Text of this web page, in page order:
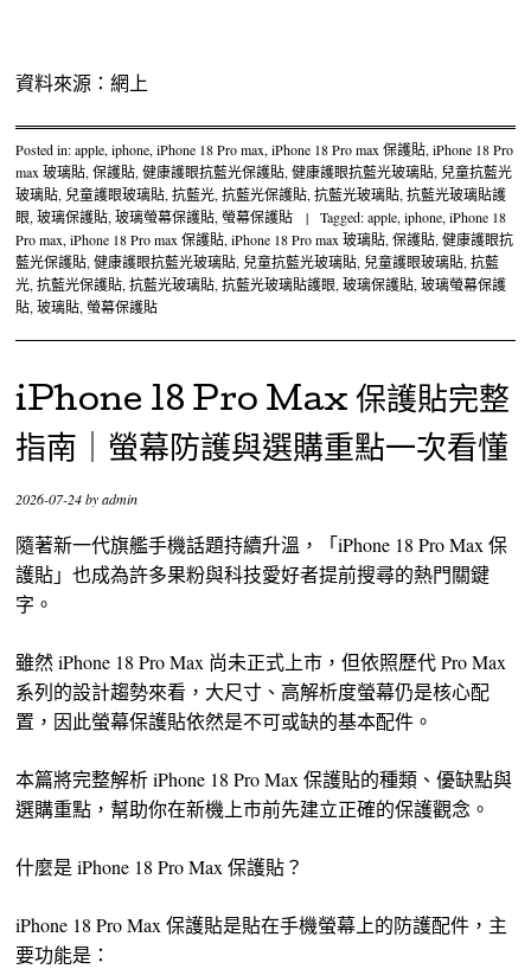
資料來源：網上
Posted in:apple,iphone,iPhone 18 Pro max,iPhone 18 Pro max 保護貼,iPhone 18 Pro
max 玻璃貼,保護貼,健康護眼抗藍光保護貼,健康護眼抗藍光玻璃貼, 兒童抗藍光
玻璃貼, 兒童護眼玻璃貼,抗藍光,抗藍光保護貼,抗藍光玻璃貼,抗藍光玻璃貼護
眼,玻璃保護貼,玻璃螢幕保護貼,螢幕保護貼 | Tagged:apple,iphone,iPhone 18
Pro max,iPhone 18 Pro max 保護貼,iPhone 18 Pro max 玻璃貼,保護貼,健康護眼抗
藍光保護貼,健康護眼抗藍光玻璃貼, 兒童抗藍光玻璃貼, 兒童護眼玻璃貼,抗藍
光,抗藍光保護貼,抗藍光玻璃貼,抗藍光玻璃貼護眼,玻璃保護貼,玻璃螢幕保護
貼,玻璃貼,螢幕保護貼
iPhone 18 Pro Max 保護貼完整
指南｜螢幕防護與選購重點一次看懂
2026-07-24byadmin
隨著新一代旗艦手機話題持續升溫，「iPhone 18 Pro Max 保
護貼」也成為許多果粉與科技愛好者提前搜尋的熱門關鍵
字。
雖然 iPhone 18 Pro Max 尚未正式上市，但依照歷代 Pro Max
系列的設計趨勢來看，大尺寸、高解析度螢幕仍是核心配
置，因此螢幕保護貼依然是不可或缺的基本配件。
本篇將完整解析 iPhone 18 Pro Max 保護貼的種類、優缺點與
選購重點，幫助你在新機上市前先建立正確的保護觀念。
什麼是 iPhone 18 Pro Max 保護貼？
iPhone 18 Pro Max 保護貼是貼在手機螢幕上的防護配件，主
要功能是：